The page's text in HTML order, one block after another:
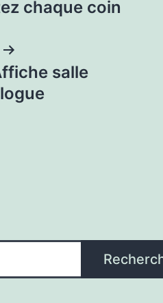
chaque coin
salle